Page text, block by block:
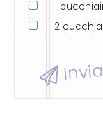
1
2